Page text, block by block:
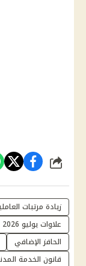
شارك
زيادة مرتبات
علاوات يوليو 2026
الحافز الإضافي
قانون الخدمة